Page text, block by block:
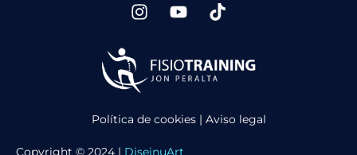
Política de cookies| Aviso legal
Copyright © 2024 | DiseinuArt